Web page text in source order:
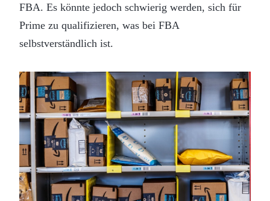
FBA. Es könnte jedoch schwierig werden, sich für
Prime zu qualifizieren, was bei FBA
selbstverständlich ist.